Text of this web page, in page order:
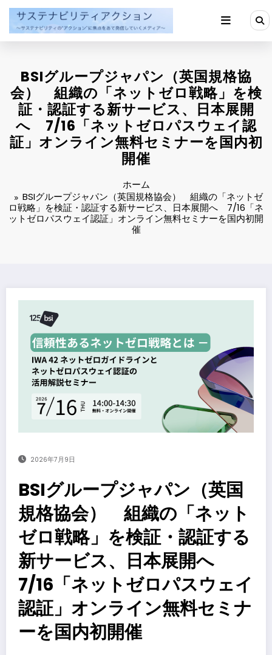
ン
BSIグループジャパン（英国規格協
会） 組織の「ネットゼロ戦略」を検
証・認証する新サービス、日本展開
へ 7/16「ネットゼロパスウェイ認
証」オンライン無料セミナーを国内初
開催
ホーム
BSIグループジャパン（英国規格協会） 組織の「ネットゼ
ロ戦略」を検証・認証する新サービス、日本展開へ 7/16「ネ
ットゼロパスウェイ認証」オンライン無料セミナーを国内初開
催
2026年7月9日
BSIグループジャパン（英国
規格協会） 組織の「ネット
ゼロ戦略」を検証・認証する
新サービス、日本展開へ
7/16「ネットゼロパスウェイ
認証」オンライン無料セミナ
ーを国内初開催